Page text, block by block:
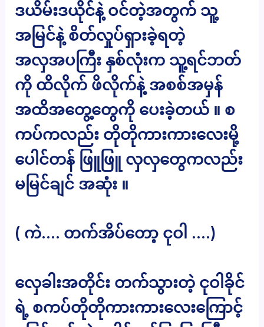
ဒယိမ်းဒယိုင်နဲ့ ဝင်တဲ့အတွက် သူ့
အမြင်နဲ့ စိတ်လှုပ်ရှားခဲ့ရတဲ့
အလှအပကြီး နှစ်လုံးက သူ့ရင်ဘတ်
ကို ထိလိုက် ဖိလိုက်နဲ့ အစစ်အမှန်
အထိအတွေ့တွေကို ပေးခဲ့တယ် ။ စ
ကပ်ကလည်း တိုတိုကားကားလေးမို့
ပေါင်တန် ဖြူဖြူ လှလှတွေကလည်း
မမြင်ချင် အဆုံး ။
( ကဲ…. တက်အိပ်တော့ ငုဝါ ….)
လှေခါးအတိုင်း တက်သွားတဲ့ ငုဝါခိုင်
ရဲ့ စကပ်တိုတိုကားကားလေးကြောင့်